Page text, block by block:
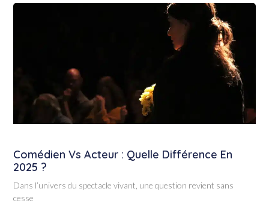
Comédien Vs Acteur : Quelle Différence En
2025 ?
Dans l’univers du spectacle vivant, une question revient sans
cesse